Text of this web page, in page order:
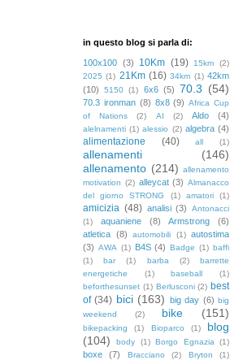
in questo blog si parla di:
100x100 (3) 10Km (19) 15km
(2)
2025 (1) 21Km (16) 34km (1) 42km
(10)
5150 (1) 6x6 (5) 70.3 (54)
70.3 ironman (8) 8x8 (9) Africa Cup
of Nations
(2) AI (2) Aldo (4)
alelnamenti (1) alessio (2) algebra (4)
alimentazione (40) all (1)
allenamenti
(146)
allenamento (214) allenamento
motivation (2) alleycat (3) Almanacco
del giorno STRONG
(1) amatori (1)
amicizia (48) analisi (3)
Antonacci
(1)
aquaniene (8) Armstrong
(6)
atletica (8) automobili (1) autostima
(3) AWA (1) B4S (4) Badge (1) baffi
(1)
bar (1) barba (2)
barrette
energetiche
(1) baseball
(1)
beforthesunset (1) Berlusconi (2) best
of (34) bici (163) big day (6) big
weekend
(2) bike (151)
bikepacking (1) Bioparco (1)
blog
(104)
body (1) Borgo Egnazia (1)
boxe (7) Bracciano (2) Bryton (1)